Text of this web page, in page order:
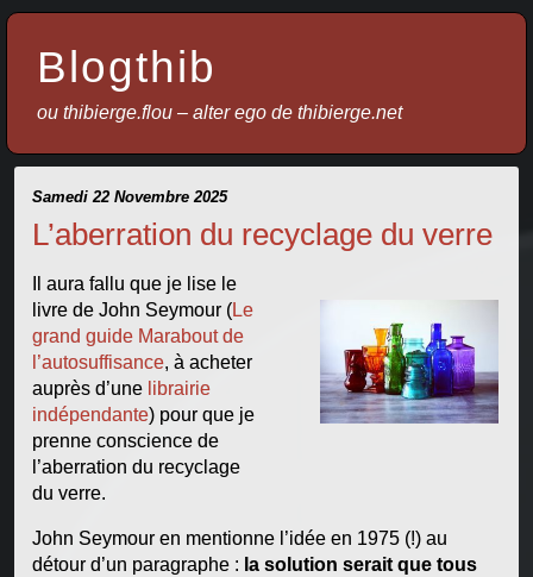
Blogthib
ou thibierge.flou – alter ego de thibierge.net
Samedi 22 Novembre 2025
L’aberration du recyclage du verre
Il aura fallu que je lise le
livre de John Seymour (Le
grand guide Marabout de
l’autosuffisance, à acheter
auprès d’une librairie
indépendante) pour que je
prenne conscience de
l’aberration du recyclage
du verre.
John Seymour en mentionne l’idée en 1975 (!) au
détour d’un paragraphe : la solution serait que tous